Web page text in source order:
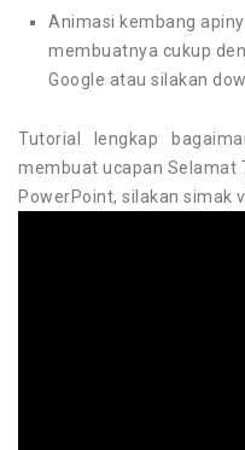
Animasi kembang
membuatnya cukup
Google atau silakan
Tutorial lengkap
membuat ucapan Selamat
PowerPoint, silakan simak